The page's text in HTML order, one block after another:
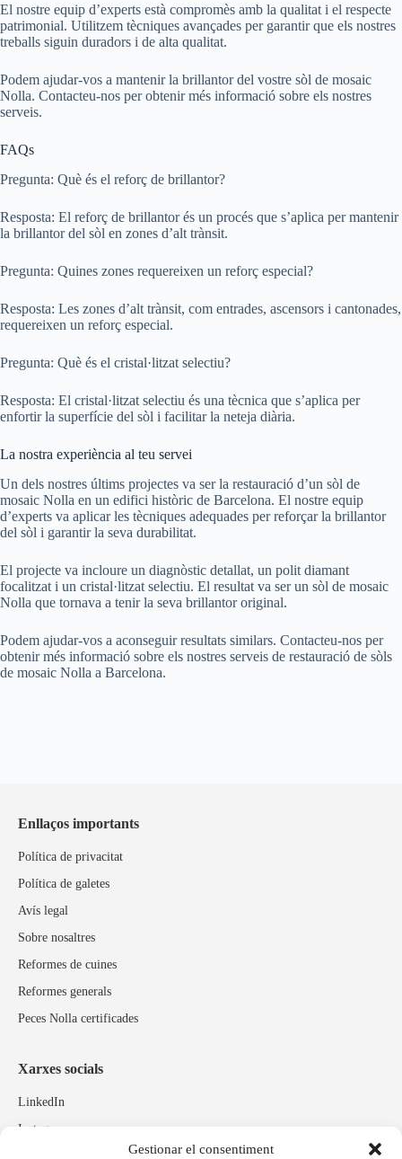
Gestionar el consentiment
El nostre equip d’experts està compromès amb la qualitat i el respecte
patrimonial. Utilitzem tècniques avançades per garantir que els nostres
treballs siguin duradors i de alta qualitat.
Podem ajudar-vos a mantenir la brillantor del vostre sòl de mosaic
Nolla. Contacteu-nos per obtenir més informació sobre els nostres
serveis.
FAQs
Pregunta: Què és el reforç de brillantor?
Resposta: El reforç de brillantor és un procés que s’aplica per mantenir
la brillantor del sòl en zones d’alt trànsit.
Pregunta: Quines zones requereixen un reforç especial?
Resposta: Les zones d’alt trànsit, com entrades, ascensors i cantonades,
requereixen un reforç especial.
Pregunta: Què és el cristal·litzat selectiu?
Resposta: El cristal·litzat selectiu és una tècnica que s’aplica per
enfortir la superfície del sòl i facilitar la neteja diària.
La nostra experiència al teu servei
Un dels nostres últims projectes va ser la restauració d’un sòl de
mosaic Nolla en un edifici històric de Barcelona. El nostre equip
d’experts va aplicar les tècniques adequades per reforçar la brillantor
del sòl i garantir la seva durabilitat.
El projecte va incloure un diagnòstic detallat, un polit diamant
focalitzat i un cristal·litzat selectiu. El resultat va ser un sòl de mosaic
Nolla que tornava a tenir la seva brillantor original.
Podem ajudar-vos a aconseguir resultats similars. Contacteu-nos per
obtenir més informació sobre els nostres serveis de restauració de sòls
de mosaic Nolla a Barcelona.
Enllaços importants
Política de privacitat
Política de galetes
Avís legal
Sobre nosaltres
Reformes de cuines
Reformes generals
Peces Nolla certificades
Xarxes socials
LinkedIn
Instagram